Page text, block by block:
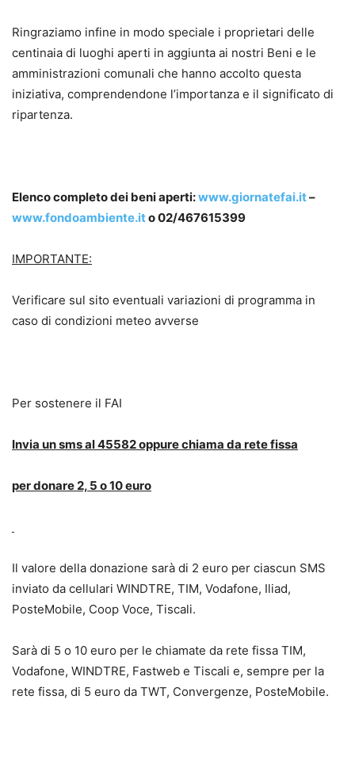
Ringraziamo infine in modo speciale i proprietari delle
centinaia di luoghi aperti in aggiunta ai nostri Beni e le
amministrazioni comunali che hanno accolto questa
iniziativa, comprendendone l’importanza e il significato di
ripartenza.
Elenco completo dei beni aperti:www.giornatefai.it–
www.fondoambiente.ito 02/467615399
IMPORTANTE:
Verificare sul sito eventuali variazioni di programma in
caso di condizioni meteo avverse
Per sostenere il FAI
Invia un sms al 45582 oppure chiama da rete fissa
per donare 2, 5 o 10 euro
Il valore della donazione sarà di 2 euro per ciascun SMS
inviato da cellulari WINDTRE, TIM, Vodafone, Iliad,
PosteMobile, Coop Voce, Tiscali.
Sarà di 5 o 10 euro per le chiamate da rete fissa TIM,
Vodafone, WINDTRE, Fastweb e Tiscali e, sempre per la
rete fissa, di 5 euro da TWT, Convergenze, PosteMobile.